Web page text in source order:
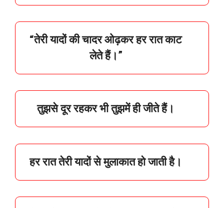
“तेरीयादोंकीचादरओढ़करहररातकाट
लेतेहैं।”
तुझसे दूर रहकर भी तुझमें ही जीते हैं।
हर रात तेरी यादों से मुलाकात हो जाती है।